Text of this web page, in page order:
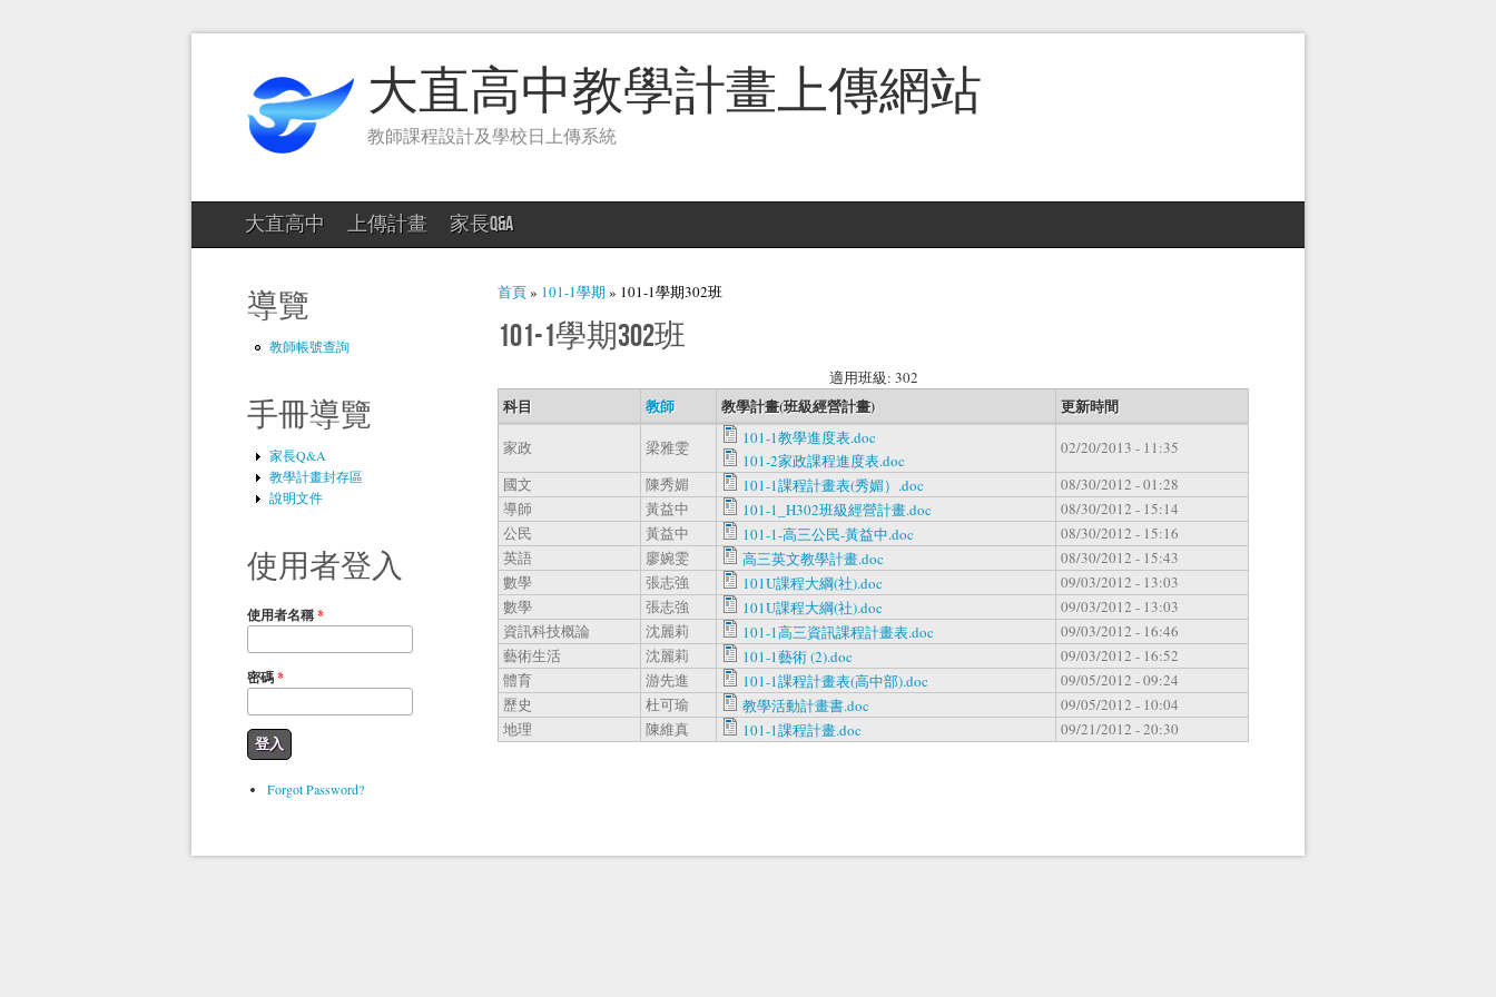
大直高中教學計畫上傳網站
教師課程設計及學校日上傳系統
大直高中 上傳計畫 家長Q&A
導覽
教師帳號查詢
手冊導覽
家長Q&A
教學計畫封存區
說明文件
使用者登入
使用者名稱*
密碼*
Forgot Password?
您在這裡
首頁» 101-1學期 » 101-1學期302班
101-1學期302班
適用班級: 302
科目 教師 教學計畫(班級經營計畫) 更新時間
家政 梁雅雯
101-1教學進度表.doc
101-2家政課程進度表.doc
02/20/2013 - 11:35
國文
陳秀媚 101-1課程計畫表(秀媚）.doc
08/30/2012 - 01:28
導師
黃益中 101-1_H302班級經營計畫.doc
08/30/2012 - 15:14
公民
黃益中 101-1-高三公民-黃益中.doc
08/30/2012 - 15:16
英語
廖婉雯 高三英文教學計畫.doc
08/30/2012 - 15:43
數學
張志強 101U課程大綱(社).doc
09/03/2012 - 13:03
數學
張志強 101U課程大綱(社).doc
09/03/2012 - 13:03
資訊科技概論
沈麗莉 101-1高三資訊課程計畫表.doc
09/03/2012 - 16:46
藝術生活
沈麗莉 101-1藝術 (2).doc
09/03/2012 - 16:52
體育
游先進 101-1課程計畫表(高中部).doc
09/05/2012 - 09:24
歷史
杜可瑜 教學活動計畫書.doc
09/05/2012 - 10:04
地理
陳維真 101-1課程計畫.doc 09/21/2012 - 20:30